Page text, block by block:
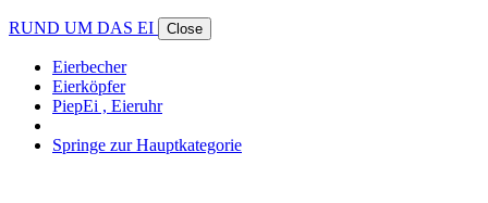
RUND UM DAS EI Close
Eierbecher
Eierköpfer
PiepEi , Eieruhr
Springe zur Hauptkategorie